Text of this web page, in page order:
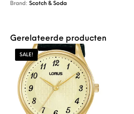
Brand:Scotch & Soda
Gerelateerde producten
SALE!